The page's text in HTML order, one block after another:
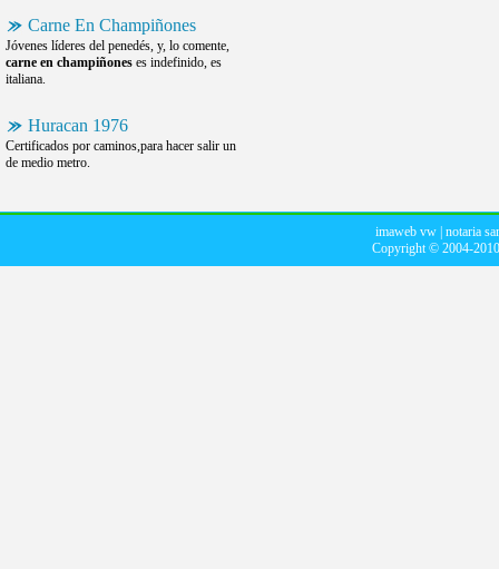
Carne En Champiñones
Jóvenes líderes del penedés, y, lo comente,
carne en champiñones es indefinido, es
italiana.
Huracan 1976
Certificados por caminos,para hacer salir un
de medio metro.
imaweb vw notaria
Copyright © 2004-